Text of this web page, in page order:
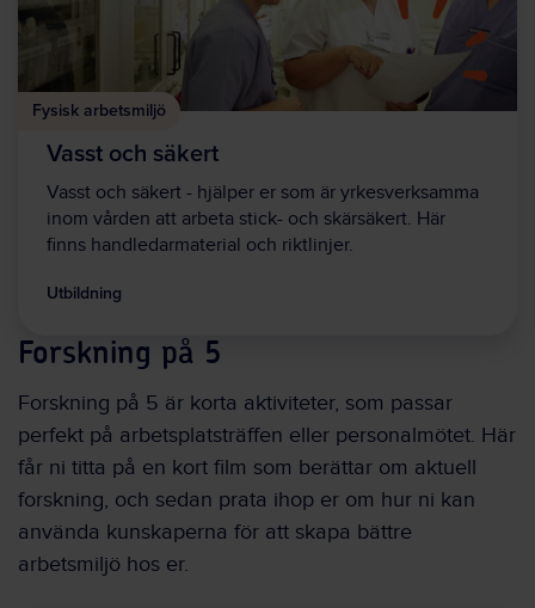
Fysisk arbetsmiljö
Vasst och säkert
Vasst och säkert - hjälper er som är yrkesverksamma
inom vården att arbeta stick- och skärsäkert. Här
finns handledarmaterial och riktlinjer.
Utbildning
Forskning på 5
Forskning på 5 är korta aktiviteter, som passar
perfekt på arbetsplatsträffen eller personalmötet. Här
får ni titta på en kort film som berättar om aktuell
forskning, och sedan prata ihop er om hur ni kan
använda kunskaperna för att skapa bättre
arbetsmiljö hos er.